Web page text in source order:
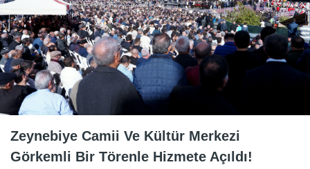
Zeynebiye Camii Ve Kültür Merkezi
Görkemli Bir Törenle Hizmete Açıldı!